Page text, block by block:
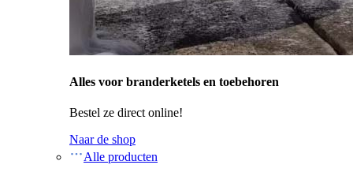
Alles voor branderketels en toebehoren
Bestel ze direct online!
Naar de shop
Alle producten